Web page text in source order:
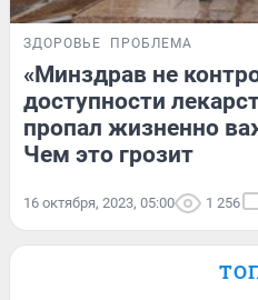
ЗДОРОВЬЕ ПРОБЛЕМА
«Минздрав не
доступности
пропал жизненно
Чем это грозит
16 октября, 2023, 05:00 1 256